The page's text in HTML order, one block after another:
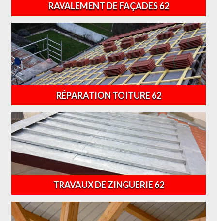
RAVALEMENT DE FAÇADES 62
RÉPARATION TOITURE 62
TRAVAUX DE ZINGUERIE 62